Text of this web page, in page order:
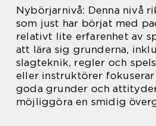
Nybörjarnivå: Denna nivå
som just har börjat med
relativt lite erfarenhet av
att lära sig grunderna,
slagteknik, regler och
eller instruktörer
goda grunder och
möjliggöra en smidig